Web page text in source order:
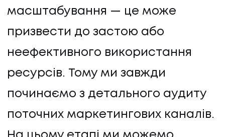
масштабування — це може
призвести до застою або
неефективного використання
ресурсів. Тому ми завжди
починаємо з детального аудиту
поточних маркетингових каналів.